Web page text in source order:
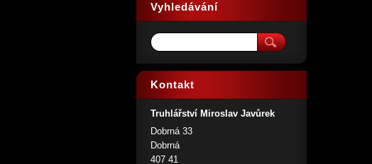
Vyhledávání
Kontakt
Truhlářství Miroslav Javůrek
Dobrná 33
Dobrná
407 41